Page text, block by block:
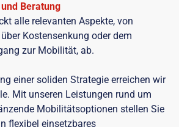
Beratung
alle relevanten Aspekte, von
Kostensenkung oder dem
zur Mobilität, ab.
einer soliden Strategie erreichen wir
Mit unseren Leistungen rund um
Mobilitätsoptionen stellen Sie
flexibel einsetzbares